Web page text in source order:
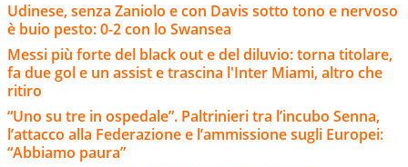
Udinese, senza Zaniolo e con Davis sotto tono e nervoso
è buio pesto: 0-2 con lo Swansea
Messi più forte del black out e del diluvio: torna titolare,
fa due gol e un assist e trascina l'Inter Miami, altro che
ritiro
“Uno su tre in ospedale”. Paltrinieri tra l’incubo Senna,
l’attacco alla Federazione e l’ammissione sugli Europei:
“Abbiamo paura”